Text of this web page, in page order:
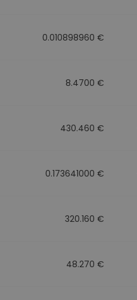
0.010898960 €
8.4700 €
430.460 €
0.173641000 €
320.160 €
48.270 €